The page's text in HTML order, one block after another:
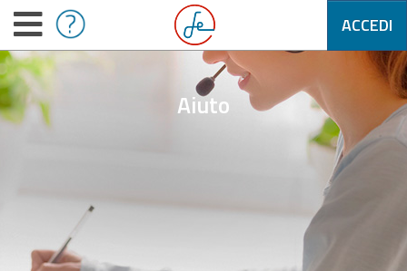
ACCEDI
Aiuto